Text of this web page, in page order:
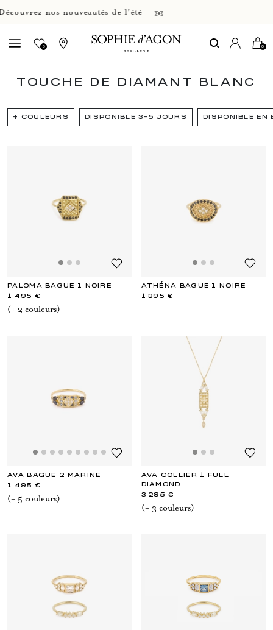
nos nouveautés de l'été
0 0
TOUCHE DE DIAMANT BLANC
+ COULEURS DISPONIBLE 3-5 JOURS DISPONIBLE EN
PALOMA BAGUE 1 NOIRE
1 495 €
(+ 2 couleurs)
ATHÉNA BAGUE 1 NOIRE
1 395 €
AVA BAGUE 2 MARINE
1 495 €
(+ 5 couleurs)
AVA COLLIER 1 FULL
DIAMOND
3 295 €
(+ 3 couleurs)